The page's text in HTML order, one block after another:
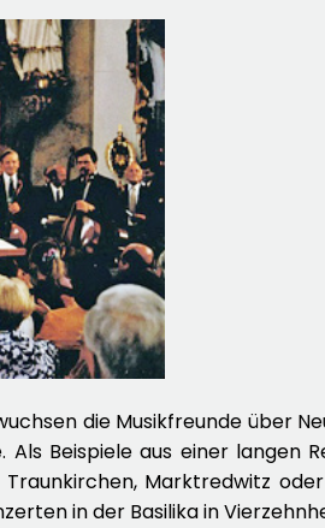
die Musikfreunde über
Beispiele aus einer langen
Traunkirchen, Marktredwitz
in der Basilika in